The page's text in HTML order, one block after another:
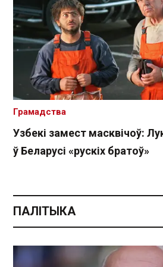
Узбекі замест масквічоў:
ў Беларусі «рускіх братоў»
Грамадства
ПАЛІТЫКА